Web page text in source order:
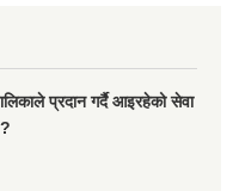
प्रदान गर्दै आइरहेको सेवा